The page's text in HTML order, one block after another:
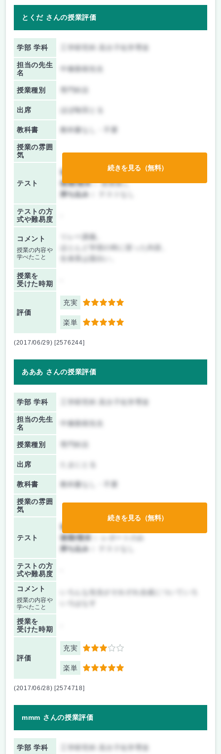
とくだ さんの授業評価
学部 学科
担当の先生
名
中條善樹先生
授業種別
出席 ほぼ毎回とる
教科書 教科書なし・不要
授業の雰囲
気
テスト
前期/中間：
レポートのみ
後期/期末：授業無し
持ち込み：
テストの方
式や難易度
コメント
授業の内容や
学べたこと
リレー講義。
授業を
受けた時期
評価
充実 5
楽単 5
続きを見る（無料）
(2017/06/29) [2576244]
あああ さんの授業評価
学部 学科
担当の先生
名
中條善樹先生
授業種別
出席
教科書 教科書なし・不要
授業の雰囲
気
テスト
前期/中間：
後期/期末：
持ち込み：
テストの方
式や難易度
コメント
授業の内容や
学べたこと
授業を
受けた時期
評価
充実 3
楽単 5
続きを見る（無料）
(2017/06/28) [2574718]
mmm さんの授業評価
学部 学科